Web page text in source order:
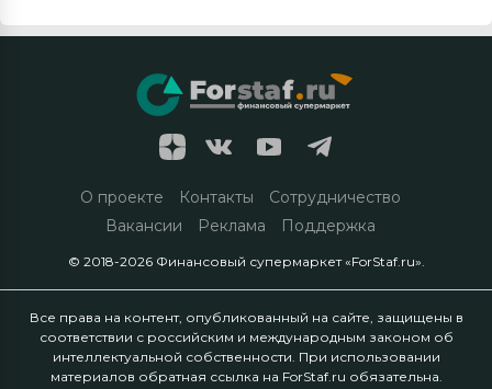
О проекте Контакты
Сотрудничество
Вакансии
Реклама Поддержка
© 2018-2026 Финансовый супермаркет «ForStaf.ru».
Все права на контент, опубликованный на сайте, защищены в
соответствии с российским и международным законом об
интеллектуальной собственности. При использовании
материалов обратная ссылка на ForStaf.ru обязательна.